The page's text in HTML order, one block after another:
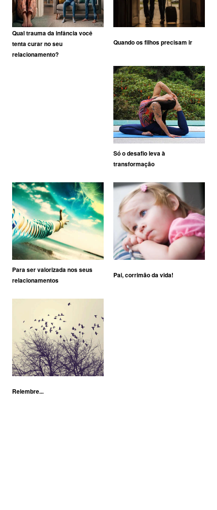
Qual trauma da infância você
tenta curar no seu
relacionamento?
Quando os filhos precisam ir
Só o desafio leva à
transformação
Para ser valorizada nos seus
relacionamentos
Pai, corrimão da vida!
Relembre...